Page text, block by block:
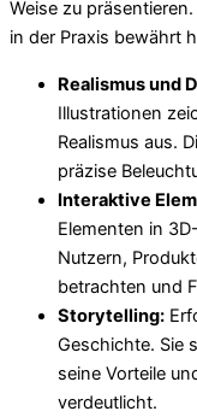
Weise zu
in der Praxis bewährt
Realismus und
Illustrationen
Realismus aus.
präzise
Interaktive
Elementen in
Nutzern,
betrachten und
Storytelling:
Geschichte. Sie
seine Vorteile
verdeutlicht.